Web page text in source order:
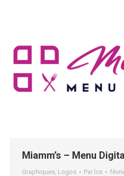
Miamm’s – Menu
Graphiques Logos Par lcs